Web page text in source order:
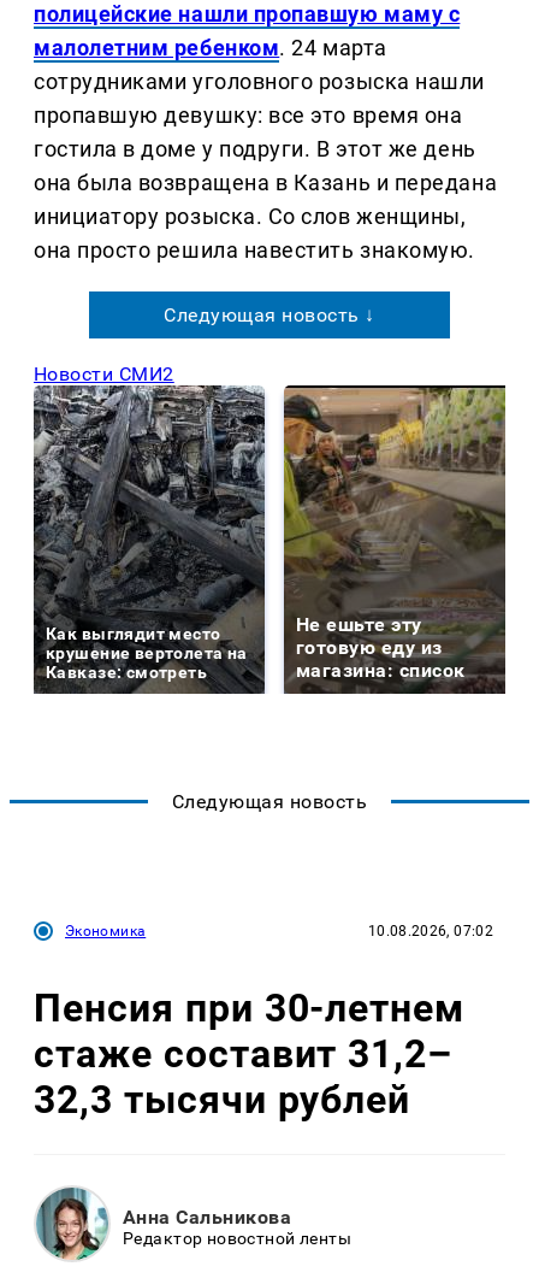
полицейские нашли пропавшую маму с
малолетним ребенком. 24 марта
сотрудниками уголовного розыска нашли
пропавшую девушку: все это время она
гостила в доме у подруги. В этот же день
она была возвращена в Казань и передана
инициатору розыска. Со слов женщины,
она просто решила навестить знакомую.
Следующая новость ↓
Новости СМИ2
Как выглядит место
крушение вертолета на
Кавказе: смотреть
Не ешьте эту
готовую еду из
магазина: список
Следующая новость
Экономика 10.08.2026, 07:02
Пенсия при 30-летнем
стаже составит 31,2–
32,3 тысячи рублей
Анна Сальникова
Редактор новостной ленты